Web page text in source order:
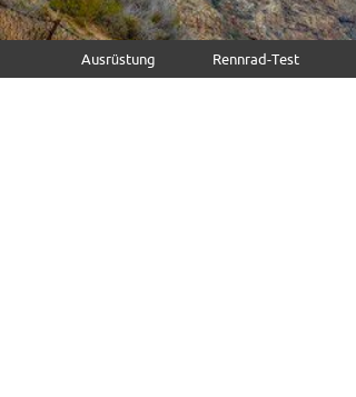
Ausrüstung Rennrad-Test